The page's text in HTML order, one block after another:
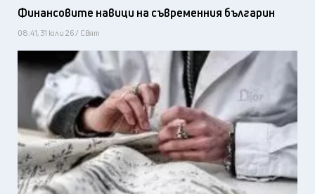
Финансовите навици на съвременния българин
08:41, 31 юли 26 / Свят